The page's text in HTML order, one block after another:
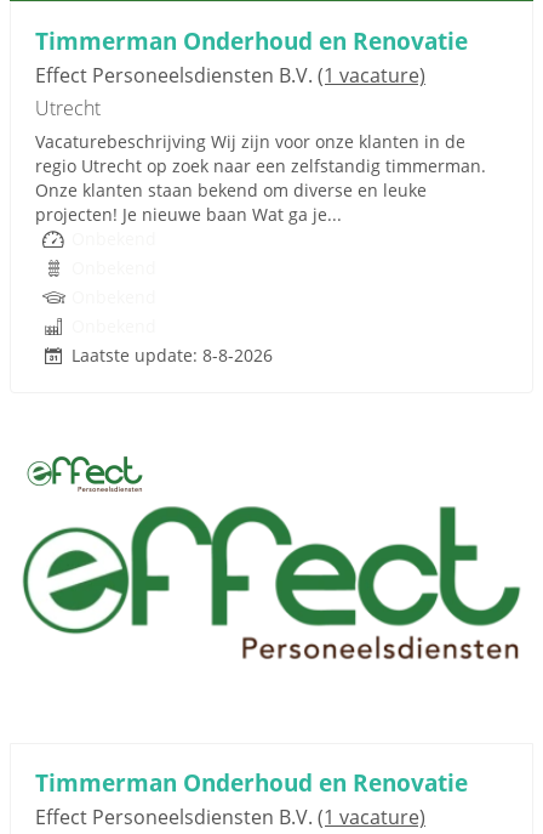
Timmerman Onderhoud en Renovatie
Effect Personeelsdiensten B.V. (1 vacature)
Utrecht
Vacaturebeschrijving Wij zijn voor onze klanten in de
regio Utrecht op zoek naar een zelfstandig timmerman.
Onze klanten staan bekend om diverse en leuke
projecten! Je nieuwe baan Wat ga je...
Laatste update: 8-8-2026
Timmerman Onderhoud en Renovatie
Effect Personeelsdiensten B.V. (1 vacature)